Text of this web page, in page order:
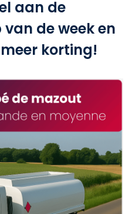
aan de
de week en
korting!